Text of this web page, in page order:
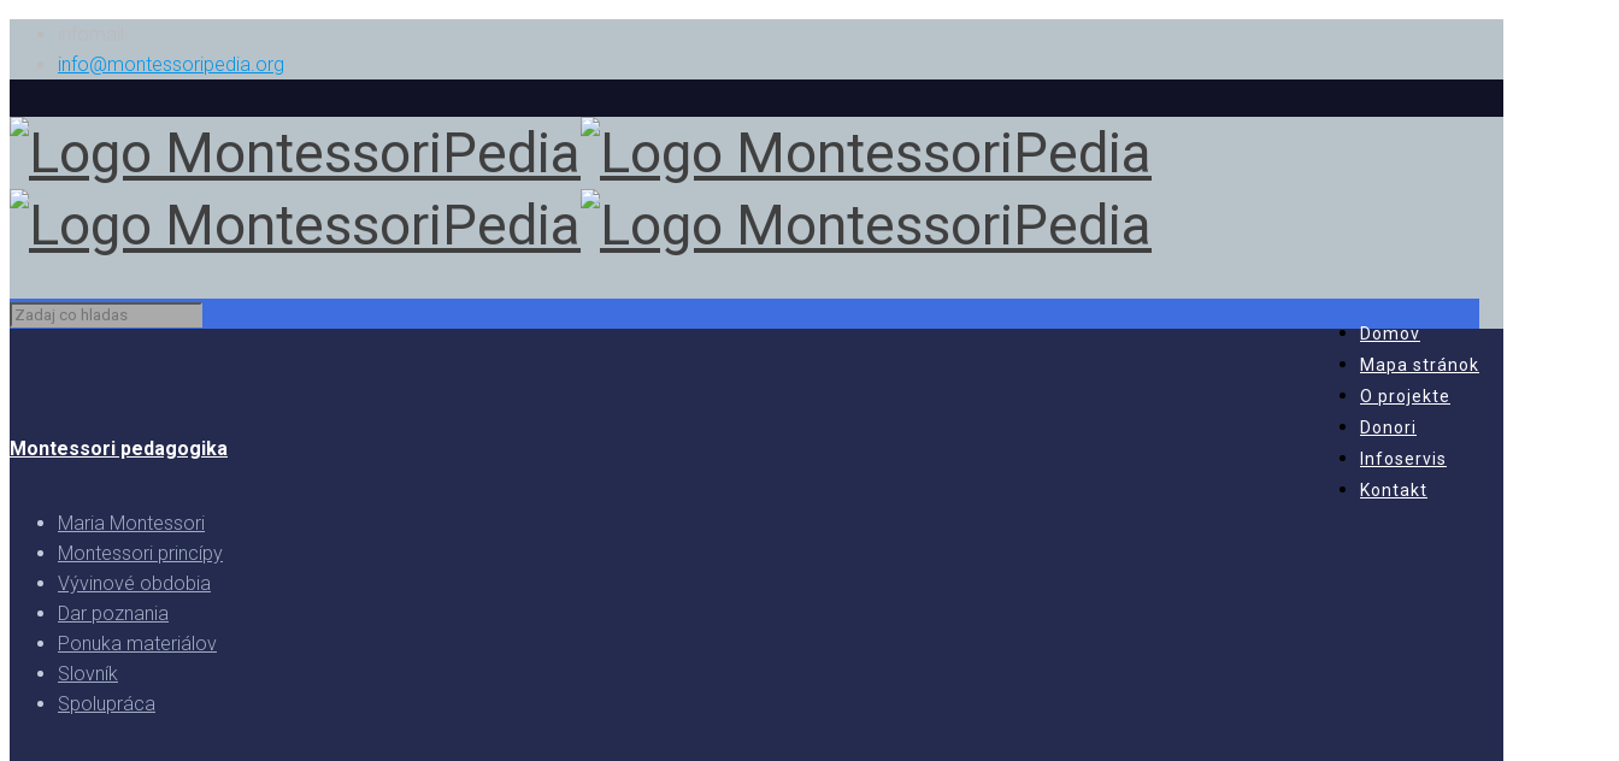
info@montessoripedia.org
Domov
Mapa stránok
O projekte
Donori
Infoservis
Kontakt
Montessori pedagogika
Maria Montessori
Montessori princípy
Vývinové obdobia
Dar poznania
Ponuka materiálov
Slovník
Spolupráca